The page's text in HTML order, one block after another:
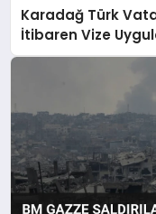
Karadağ Türk
İtibaren Vize